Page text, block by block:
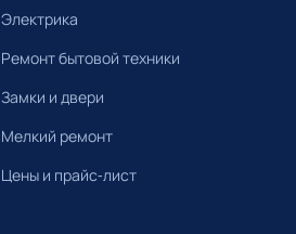
Электрика
Ремонт бытовой техники
Замки и двери
Мелкий ремонт
Цены и прайс-лист